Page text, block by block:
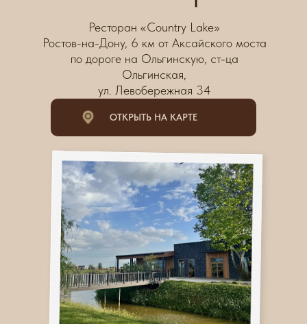
Ресторан «Country Lake»
Ростов-на-Дону, 6 км от Аксайского моста
по дороге на Ольгинскую, ст-ца
Ольгинская,
ул. Левобережная 34
ОТКРЫТЬ НА КАРТЕ